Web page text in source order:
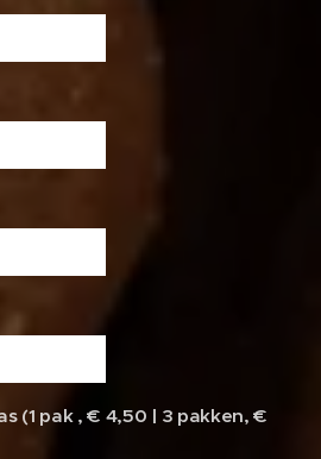
(1 pak , € 4,50 | 3 pakken, €